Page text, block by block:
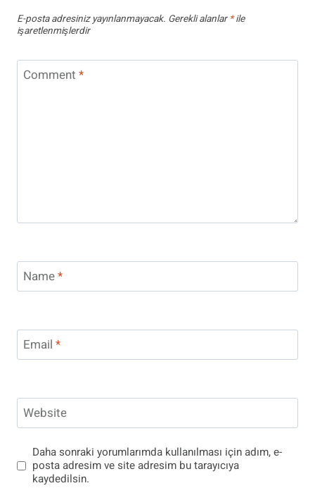
E-posta adresiniz yayınlanmayacak. Gerekli alanlar *ile
işaretlenmişlerdir
Comment *
Name*
Email *
Website
Daha sonraki yorumlarımda kullanılması için adım, e-
posta adresim ve site adresim bu tarayıcıya
kaydedilsin.